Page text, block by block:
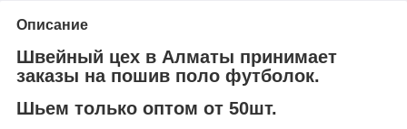
Описание
Швейный цех в Алматы принимает
заказы на пошив поло футболок.
Шьем только оптом от 50шт.